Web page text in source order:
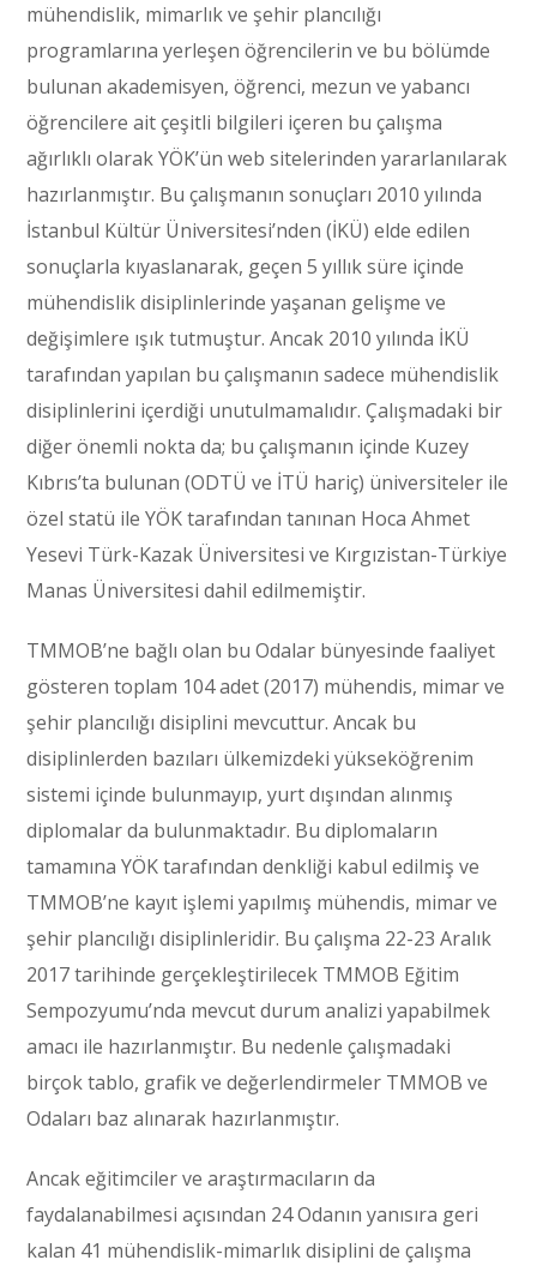
mühendislik, mimarlık ve şehir plancılığı
programlarına yerleşen öğrencilerin ve bu bölümde
bulunan akademisyen, öğrenci, mezun ve yabancı
öğrencilere ait çeşitli bilgileri içeren bu çalışma
ağırlıklı olarak YÖK’ün web sitelerinden yararlanılarak
hazırlanmıştır. Bu çalışmanın sonuçları 2010 yılında
İstanbul Kültür Üniversitesi’nden (İKÜ) elde edilen
sonuçlarla kıyaslanarak, geçen 5 yıllık süre içinde
mühendislik disiplinlerinde yaşanan gelişme ve
değişimlere ışık tutmuştur. Ancak 2010 yılında İKÜ
tarafından yapılan bu çalışmanın sadece mühendislik
disiplinlerini içerdiği unutulmamalıdır. Çalışmadaki bir
diğer önemli nokta da; bu çalışmanın içinde Kuzey
Kıbrıs’ta bulunan (ODTÜ ve İTÜ hariç) üniversiteler ile
özel statü ile YÖK tarafından tanınan Hoca Ahmet
Yesevi Türk-Kazak Üniversitesi ve Kırgızistan-Türkiye
Manas Üniversitesi dahil edilmemiştir.
TMMOB’ne bağlı olan bu Odalar bünyesinde faaliyet
gösteren toplam 104 adet (2017) mühendis, mimar ve
şehir plancılığı disiplini mevcuttur. Ancak bu
disiplinlerden bazıları ülkemizdeki yükseköğrenim
sistemi içinde bulunmayıp, yurt dışından alınmış
diplomalar da bulunmaktadır. Bu diplomaların
tamamına YÖK tarafından denkliği kabul edilmiş ve
TMMOB’ne kayıt işlemi yapılmış mühendis, mimar ve
şehir plancılığı disiplinleridir. Bu çalışma 22-23 Aralık
2017 tarihinde gerçekleştirilecek TMMOB Eğitim
Sempozyumu’nda mevcut durum analizi yapabilmek
amacı ile hazırlanmıştır. Bu nedenle çalışmadaki
birçok tablo, grafik ve değerlendirmeler TMMOB ve
Odaları baz alınarak hazırlanmıştır.
Ancak eğitimciler ve araştırmacıların da
faydalanabilmesi açısından 24 Odanın yanısıra geri
kalan 41 mühendislik-mimarlık disiplini de çalışma